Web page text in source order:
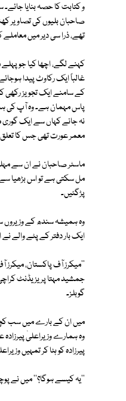
و کتابت کا حصہ بنایا
صاحبان بلیوں کی تصاویر
تھے، ذرا سی دیر میں
کہنے لگے، اچھا کیا جو
غالباً ایک رکاوٹ پیدا
کے سامنے ایک تجویز رکھی
پاس مہمان ہے۔ وہ آپ کی ہم
نہ جانے کہاں سے ایک گوری
معمر عورت تھی جس کا
ماسٹر صاحبان نے ان سے
مل سکتی ہے تو اس بڑھیا
پڑگئیں۔
وہ ہمیشہ سندھ کے وزیروں
ایک بار دفتر کے پٹے والے
''میکرز آف پاکستان، میکرز
جمشید مہتا پریزیڈنٹ
گوبلز۔
میں ان کے بارے میں سب کچھ
وہ ہمارے وزیراعلیٰ پیرزادہ
پیرزادہ کو ہٹا کر تمہیں
''یہ کیسے ہوگا؟'' میں نے